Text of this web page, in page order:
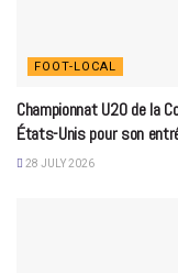
FOOT-LOCAL
Championnat U20 de la
États-Unis pour son
28 JULY 2026